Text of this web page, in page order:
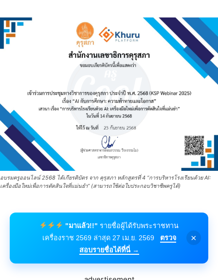
อบรมครูออนไลน์ 2568 ได้เกียรติบัตร จาก คุรุสภา หลักสูตรที่ 4 “การบริหารโรงเรียนด้วย AI:
เครื่องมือใหม่เพื่อการตัดสินใจที่แม่นยำ” (สามารถใช้ต่อใบประกอบวิชาชีพครูได้)
"มาแล้ว!!" รายชื่อผู้ได้รับพระราชทาน
เครื่องราช 2569 ล่าสุด 27 เม.ย. 2569
ตรวจ
สอบรายชื่อได้ที่นี่ →
×